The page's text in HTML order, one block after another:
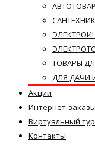
ТОВАРЫ
ДЛЯ ДАЧИ
Акции
Интернет-заказы
Виртуальный тур
Контакты